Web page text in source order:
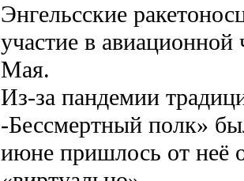
Энгельсские
участие в
Мая.
Из-за пандемии
-Бессмертный полк»
июне пришлось от неё